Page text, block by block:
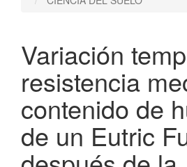
Variación
resistencia
contenido de
de un Eutric